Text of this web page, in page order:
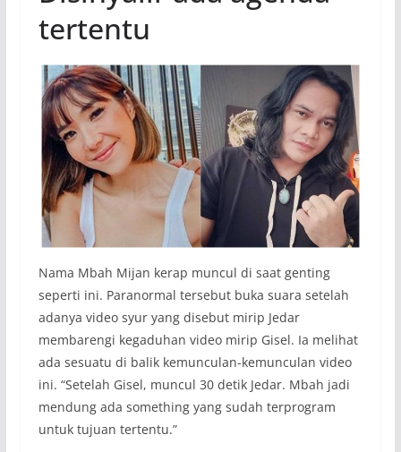
tertentu
Nama Mbah Mijan kerap muncul di saat genting
seperti ini. Paranormal tersebut buka suara setelah
adanya video syur yang disebut mirip Jedar
membarengi kegaduhan video mirip Gisel. Ia melihat
ada sesuatu di balik kemunculan-kemunculan video
ini. “Setelah Gisel, muncul 30 detik Jedar. Mbah jadi
mendung ada something yang sudah terprogram
untuk tujuan tertentu.”